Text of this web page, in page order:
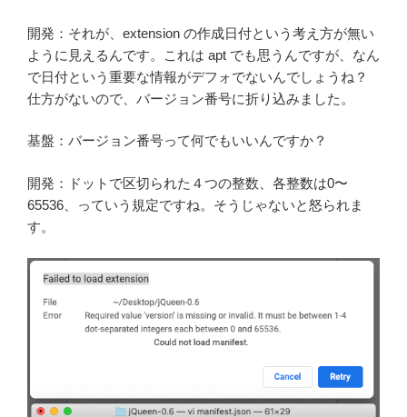
開発：それが、extension の作成日付という考え方が無い
ように見えるんです。これは apt でも思うんですが、なん
で日付という重要な情報がデフォでないんでしょうね？
仕方がないので、バージョン番号に折り込みました。
基盤：バージョン番号って何でもいいんですか？
開発：ドットで区切られた４つの整数、各整数は0〜
65536、っていう規定ですね。そうじゃないと怒られま
す。